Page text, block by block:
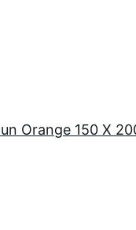
Orange 150 X